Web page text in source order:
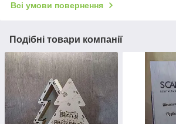
Всі умови повернення
Подібні товари компанії